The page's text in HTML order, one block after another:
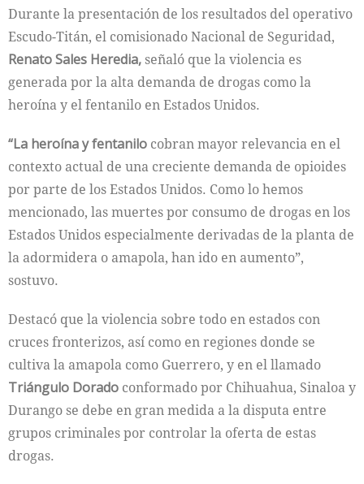
Durante la presentación de los resultados del operativo
Escudo-Titán, el comisionado Nacional de Seguridad,
Renato Sales Heredia,señaló que la violencia es
generada por la alta demanda de drogas como la
heroína y el fentanilo en Estados Unidos.
“La heroína y fentanilo cobran mayor relevancia en el
contexto actual de una creciente demanda de opioides
por parte de los Estados Unidos. Como lo hemos
mencionado, las muertes por consumo de drogas en los
Estados Unidos especialmente derivadas de la planta de
la adormidera o amapola, han ido en aumento”,
sostuvo.
Destacó que la violencia sobre todo en estados con
cruces fronterizos, así como en regiones donde se
cultiva la amapola como Guerrero, y en el llamado
Triángulo Dorado conformado por Chihuahua, Sinaloa y
Durango se debe en gran medida a la disputa entre
grupos criminales por controlar la oferta de estas
drogas.